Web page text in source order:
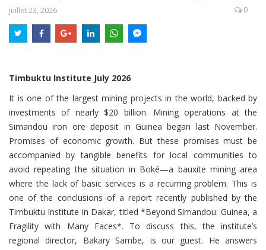
juillet 23, 2026 0
Timbuktu Institute July 2026
It is one of the largest mining projects in the world, backed by
investments of nearly $20 billion. Mining operations at the
Simandou iron ore deposit in Guinea began last November.
Promises of economic growth. But these promises must be
accompanied by tangible benefits for local communities to
avoid repeating the situation in Boké—a bauxite mining area
where the lack of basic services is a recurring problem. This is
one of the conclusions of a report recently published by the
Timbuktu Institute in Dakar, titled *Beyond Simandou: Guinea, a
Fragility with Many Faces*. To discuss this, the institute’s
regional director, Bakary Sambe, is our guest. He answers